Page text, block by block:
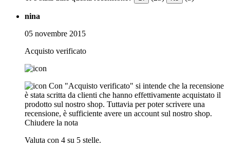
nina
05 novembre 2015
Acquisto verificato
Con "Acquisto verificato" si intende che la recensione
è stata scritta da clienti che hanno effettivamente acquistato il
prodotto sul nostro shop. Tuttavia per poter scrivere una
recensione, è sufficiente avere un account sul nostro shop.
Chiudere la nota
Valuta con 4 su 5 stelle.